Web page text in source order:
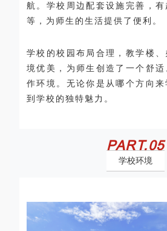
航。学校周边配套设施完善，
等，为师生的生活提供了便利。
学校的校园布局合理，教学楼
境优美，为师生创造了一个舒
作环境。无论你是从哪个方向
到学校的独特魅力。
PART.05
学校环境